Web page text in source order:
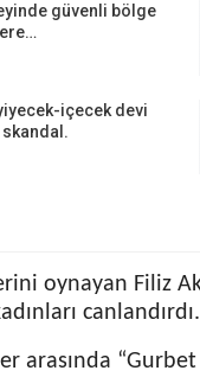
güvenli bölge
içecek devi
oynayan Filiz
canlandırdı.
arasında “Gurbet